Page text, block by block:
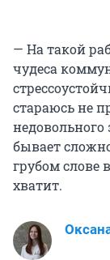
— На такой
чудеса
стараюсь не
недовольного
бывает
грубом слове
хватит.